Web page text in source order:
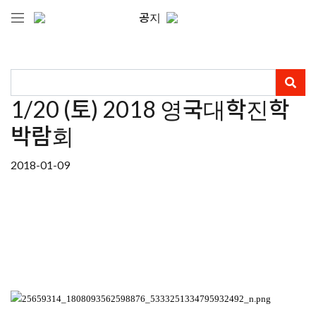
공지
1/20 (토) 2018 영국대학진학
박람회
2018-01-09